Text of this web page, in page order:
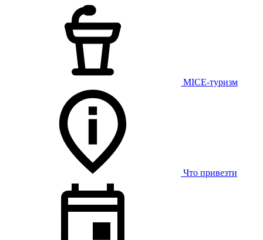
MICE-туризм
Что привезти